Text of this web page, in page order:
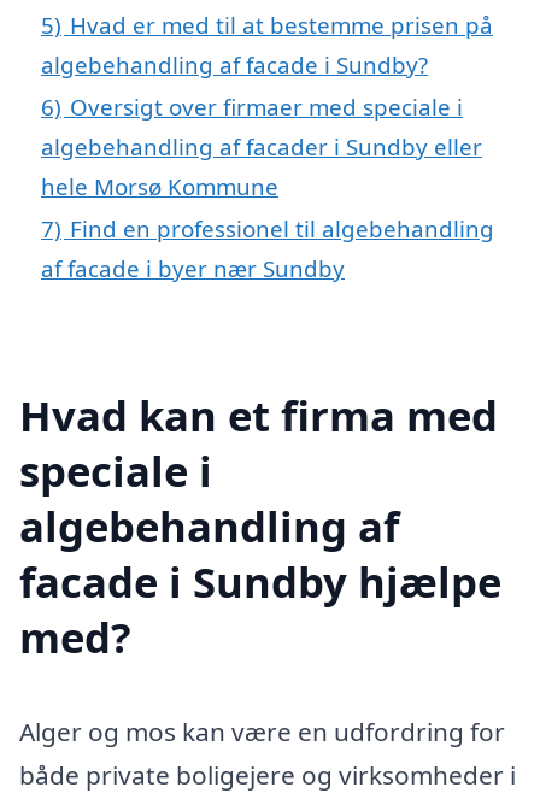
5) Hvad er med til at bestemme prisen på
algebehandling af facade i Sundby?
6) Oversigt over firmaer med speciale i
algebehandling af facader i Sundby eller
hele Morsø Kommune
7) Find en professionel til algebehandling
af facade i byer nær Sundby
Hvad kan et firma med
speciale i
algebehandling af
facade i Sundby hjælpe
med?
Alger og mos kan være en udfordring for
både private boligejere og virksomheder i